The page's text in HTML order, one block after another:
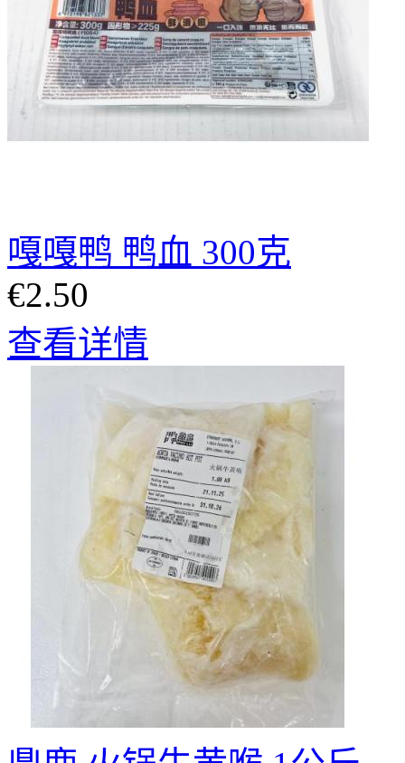
嘎嘎鸭 鸭血 300克
€2.50
查看详情